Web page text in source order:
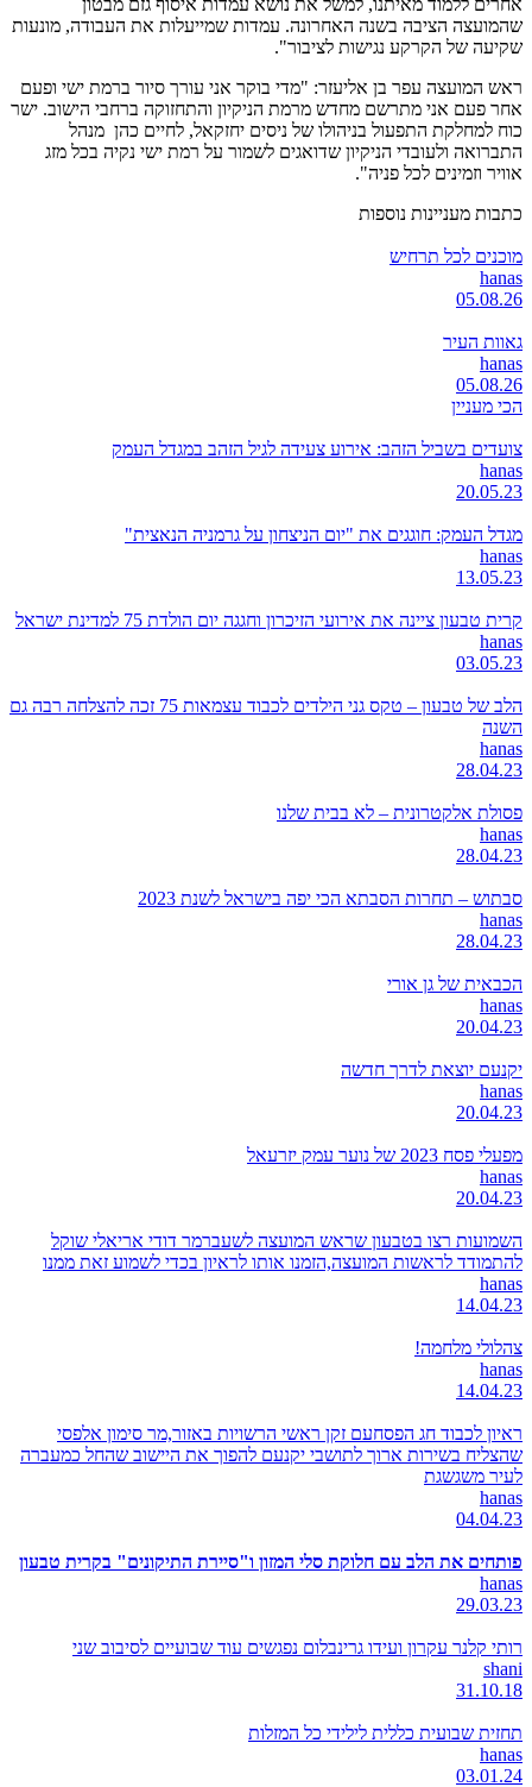
אחרים ללמוד מאיתנו, למשל את נושא עמדות איסוף גזם מבטון
שהמועצה הציבה בשנה האחרונה. עמדות שמייעלות את העבודה, מונעות
שקיעה של הקרקע נגישות לציבור".
ראש המועצה עפר בן אליעזר: "מדי בוקר אני עורך סיור ברמת ישי ופעם
אחר פעם אני מתרשם מחדש מרמת הניקיון והתחזוקה ברחבי הישוב. ישר
כוח למחלקת התפעול בניהולו של ניסים יחזקאל, לחיים כהן מנהל
התברואה ולעובדי הניקיון שדואגים לשמור על רמת ישי נקיה בכל מזג
אוויר וזמינים לכל פניה".
כתבות מעניינות נוספות
מוכנים לכל תרחיש
hanas
05.08.26
גאוות העיר
hanas
05.08.26
הכי מעניין
צועדים בשביל הזהב: אירוע צעידה לגיל הזהב במגדל העמק
hanas
20.05.23
מגדל העמק: חוגגים את "יום הניצחון על גרמניה הנאצית"
hanas
13.05.23
קרית טבעון ציינה את אירועי הזיכרון וחגגה יום הולדת 75 למדינת ישראל
hanas
03.05.23
הלב של טבעון – טקס גני הילדים לכבוד עצמאות 75 זכה להצלחה רבה גם
השנה
hanas
28.04.23
פסולת אלקטרונית – לא בבית שלנו
hanas
28.04.23
סבתוש – תחרות הסבתא הכי יפה בישראל לשנת 2023
hanas
28.04.23
הכבאית של גן אורי
hanas
20.04.23
יקנעם יוצאת לדרך חדשה
hanas
20.04.23
מפעלי פסח 2023 של נוער עמק יזרעאל
hanas
20.04.23
השמועות רצו בטבעון שראש המועצה לשעברמר דודי אריאלי שוקל
להתמודד לראשות המועצה,הזמנו אותו לראיון בכדי לשמוע זאת ממנו
hanas
14.04.23
צהלולי מלחמה!
hanas
14.04.23
ראיון לכבוד חג הפסחעם זקן ראשי הרשויות באזור,מר סימון אלפסי
שהצליח בשירות ארוך לתושבי יקנעם להפוך את היישוב שהחל כמעברה
לעיר משגשגת
hanas
04.04.23
פותחים את הלב עם חלוקת סלי המזון ו"סיירת התיקונים" בקרית טבעון
hanas
29.03.23
רותי קלנר עקרון ועידו גרינבלום נפגשים עוד שבועיים לסיבוב שני
shani
31.10.18
תחזית שבועית כללית לילידי כל המזלות
hanas
03.01.24